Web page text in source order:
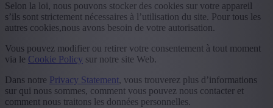
Selon la loi, nous pouvons stocker des cookies sur votre appareil
s’ils sont strictement nécessaires à l’utilisation du site. Pour tous les
autres cookies,nous avons besoin de votre autorisation.
Vous pouvez modifier ou retirer votre consentement à tout moment
via le Cookie Policy sur notre site Web.
Dans notre Privacy Statement, vous trouverez plus d’informations
sur qui nous sommes, comment vous pouvez nous contacter et
comment nous traitons les données personnelles.